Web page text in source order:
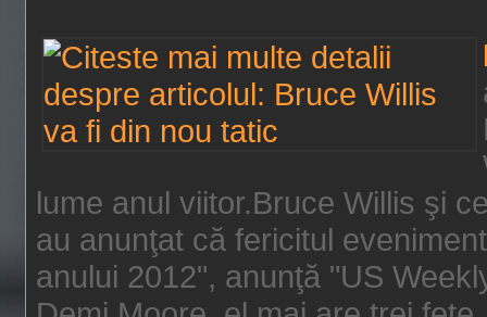
lume anul viitor.Bruce Willis şi
au anunţat că fericitul
anului 2012", anunţă "US